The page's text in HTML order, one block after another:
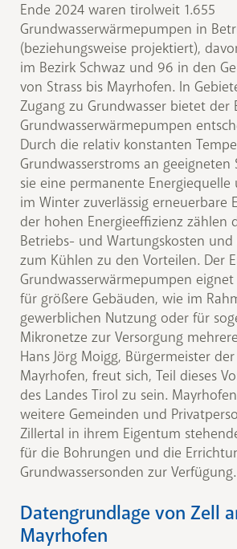
Ende 2024 waren tirolweit 1.655
Grundwasserwärmepumpen in
(beziehungsweise projektiert),
im Bezirk Schwaz und 96 in den
von Strass bis Mayrhofen. In
Zugang zu Grundwasser bietet der
Grundwasserwärmepumpen
Durch die relativ konstanten
Grundwasserstroms an
sie eine permanente
im Winter zuverlässig erneuerbare
der hohen Energieeffizienz zählen
Betriebs- und Wartungskosten
zum Kühlen zu den Vorteilen. Der
Grundwasserwärmepumpen
für größere Gebäuden, wie im
gewerblichen Nutzung oder für
Mikronetze zur Versorgung
Hans Jörg Moigg, Bürgermeister
Mayrhofen, freut sich, Teil dieses
des Landes Tirol zu sein.
weitere Gemeinden und
Zillertal in ihrem Eigentum
für die Bohrungen und die
Grundwassersonden zur Verfügung.
Datengrundlage von Zell
Mayrhofen